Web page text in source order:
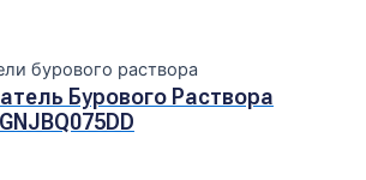
бурового раствора
Бурового Раствора